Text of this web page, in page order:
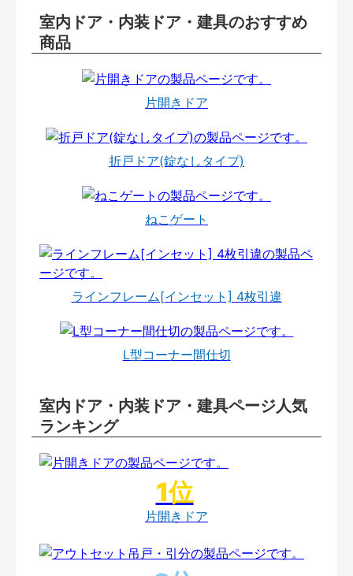
室内ドア・内装ドア・建具のおすすめ
商品
片開きドア
折戸ドア(錠なしタイプ)
ねこゲート
ラインフレーム[インセット] 4枚引違
L型コーナー間仕切
室内ドア・内装ドア・建具ページ人気
ランキング
片開きドア